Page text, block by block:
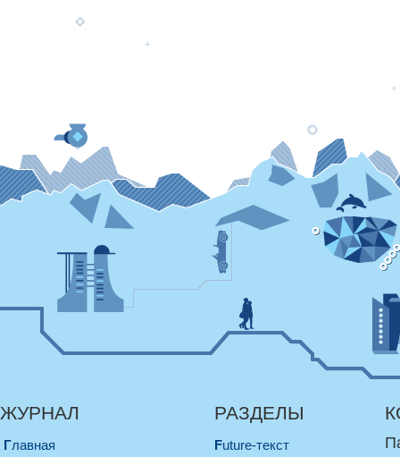
ЖУРНАЛ
Главная
РАЗДЕЛЫ
Future-текст